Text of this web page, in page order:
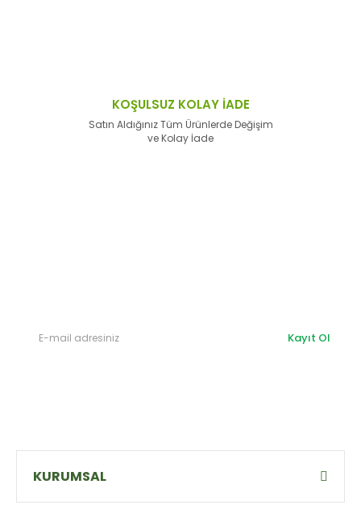
KOŞULSUZ KOLAY İADE
Satın Aldığınız Tüm Ürünlerde Değişim
ve Kolay İade
Kayıt Ol
KURUMSAL